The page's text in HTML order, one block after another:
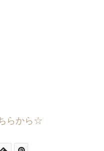
らから☆